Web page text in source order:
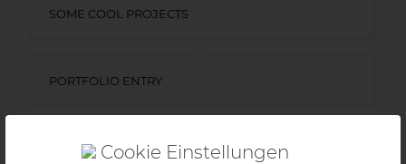
Cookie Einstellungen
SOME COOL PROJECTS
PORTFOLIO ENTRY